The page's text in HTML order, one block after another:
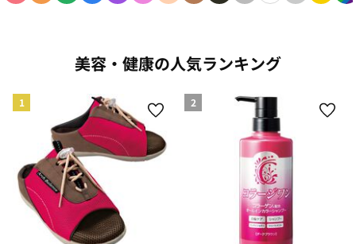
美容・健康の人気ランキング
1 2